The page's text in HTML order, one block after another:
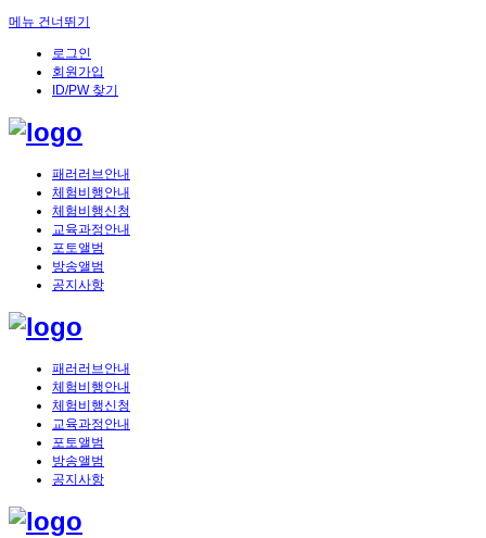
메뉴 건너뛰기
로그인
회원가입
ID/PW 찾기
패러러브안내
체험비행안내
체험비행신청
교육과정안내
포토앨범
방송앨범
공지사항
패러러브안내
체험비행안내
체험비행신청
교육과정안내
포토앨범
방송앨범
공지사항